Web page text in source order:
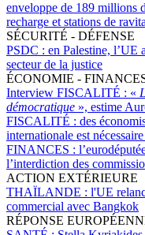
enveloppe de 189 millions
recharge et stations de
SÉCURITÉ - DÉFENSE
PSDC : en Palestine, l’UE
secteur de la justice
ÉCONOMIE -
Interview FISCALITÉ : «
démocratique », estime
FISCALITÉ : des
internationale est
FINANCES :
l’interdiction des
ACTION EXTÉRIEURE
THAÏLANDE : l'UE
commercial avec Bangkok
RÉPONSE